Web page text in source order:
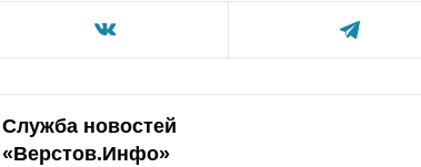
Служба новостей
«Верстов.Инфо»